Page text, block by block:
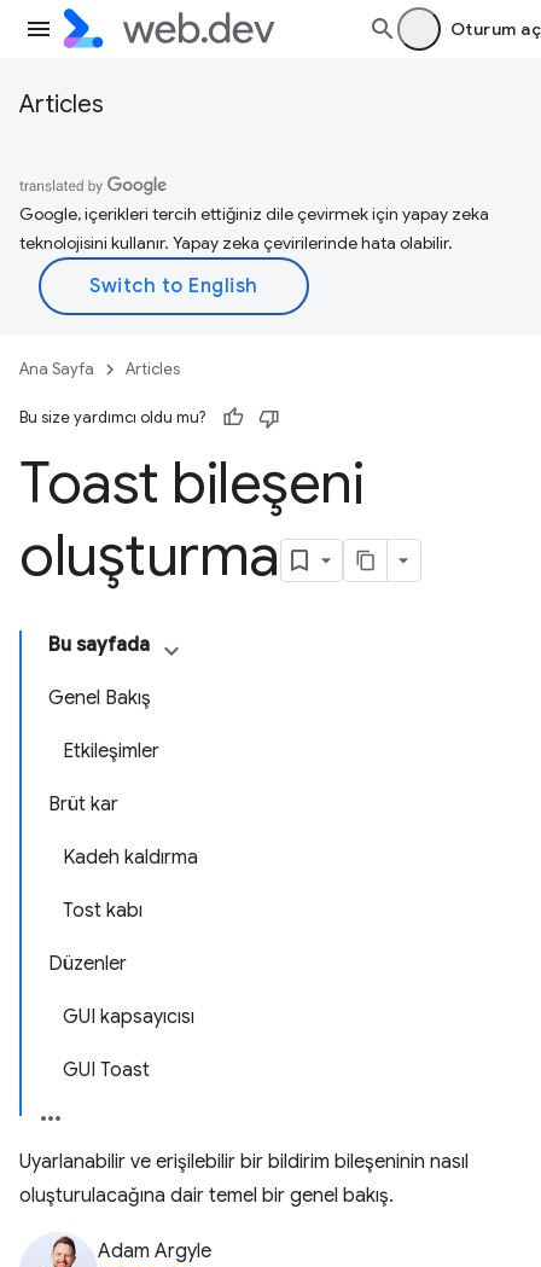
Oturum aç
Articles
Google, içerikleri tercih ettiğiniz dile çevirmek için yapay zeka
teknolojisini kullanır. Yapay zeka çevirilerinde hata olabilir.
Ana Sayfa Articles
Bu size yardımcı oldu mu?
Toast bileşeni
oluşturma
Bu sayfada
Genel Bakış
Etkileşimler
Brüt kar
Kadeh kaldırma
Tost kabı
Düzenler
GUI kapsayıcısı
GUI Toast
Uyarlanabilir ve erişilebilir bir bildirim bileşeninin nasıl
oluşturulacağına dair temel bir genel bakış.
Adam Argyle